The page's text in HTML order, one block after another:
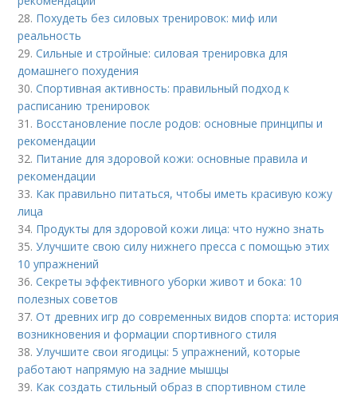
28. Похудеть без силовых тренировок: миф или
реальность
29.Сильные и стройные: силовая тренировка для
домашнего похудения
30.Спортивная активность: правильный подход к
расписанию тренировок
31. Восстановление после родов: основные принципы и
рекомендации
32. Питание для здоровой кожи: основные правила и
рекомендации
33. Как правильно питаться, чтобы иметь красивую кожу
лица
34. Продукты для здоровой кожи лица: что нужно знать
35.Улучшите свою силу нижнего пресса с помощью этих
10 упражнений
36.Секреты эффективного уборки живот и бока: 10
полезных советов
37.От древних игр до современных видов спорта: история
возникновения и формации спортивного стиля
38.Улучшите свои ягодицы: 5 упражнений, которые
работают напрямую на задние мышцы
39. Как создать стильный образ в спортивном стиле